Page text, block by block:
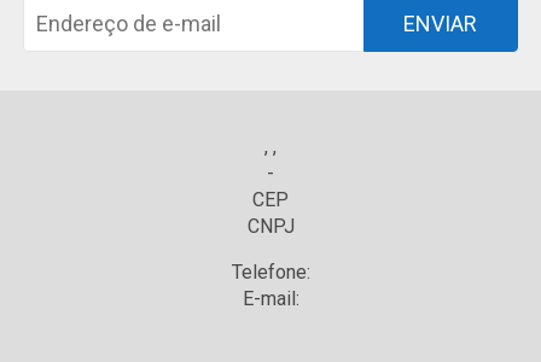
ENVIAR
, ,
-
CEP
CNPJ
Telefone:
E-mail: